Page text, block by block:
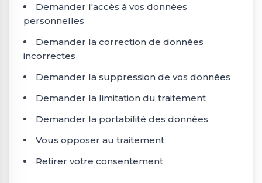
Demander l'accès à vos données
personnelles
Demander la correction de données
incorrectes
Demander la suppression de vos données
Demander la limitation du traitement
Demander la portabilité des données
Vous opposer au traitement
Retirer votre consentement